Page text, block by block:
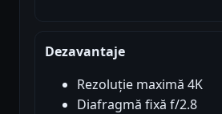
Dezavantaje
Rezoluție maximă 4K
Diafragmă fixă f/2.8